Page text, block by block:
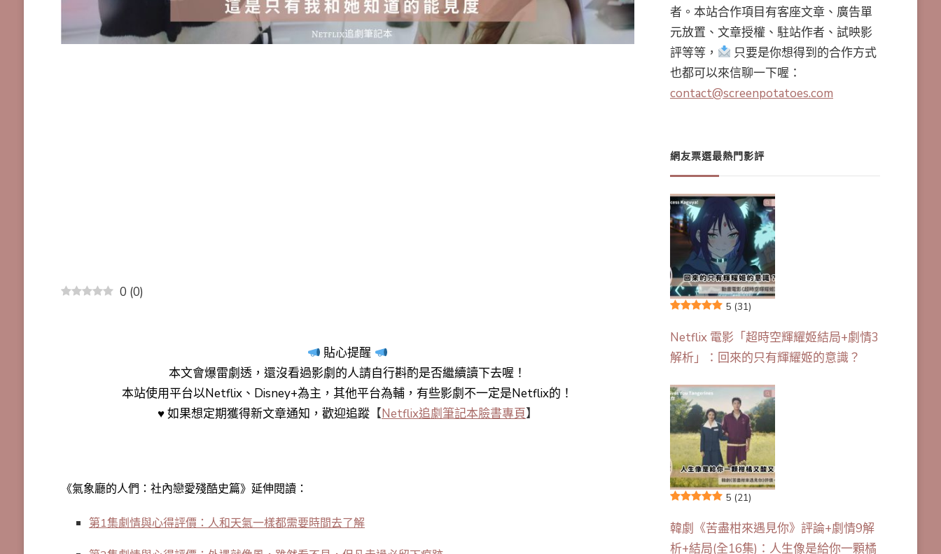
0 (0)
貼心提醒
本文會爆雷劇透 ，還沒看過影劇的人請自行斟酌是否繼續讀下去喔！
本站使用平台以Netflix、Disney+為主，其他平台為輔，有些影劇不一定是Netflix的！
♥ 如果想定期獲得新文章通知，歡迎追蹤【Netflix追劇筆記本臉書專頁】
《氣象廳的人們：社內戀愛殘酷史篇》延伸閱讀：
第1集劇情與心得評價：人和天氣一樣都需要時間去了解
者。本站合作項目有客座文章、廣告單
元放置、文章授權、駐站作者、試映影
評等等，
只要是你想得到的合作方式
也都可以來信聊一下喔：
contact@screenpotatoes.com
網友票選最熱門影評
5 (31)
Netflix 電影「超時空輝耀姬結局+劇情3
解析」：回來的只有輝耀姬的意識？
5 (21)
韓劇《苦盡柑來遇見你》評論+劇情9解
析+結局(全16集)：人生像是給你一顆橘